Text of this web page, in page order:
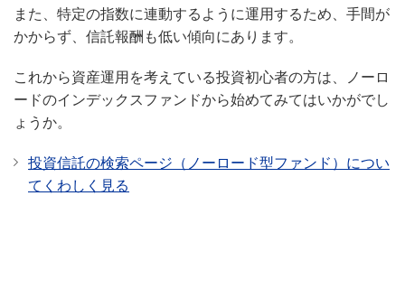
また、特定の指数に連動するように運用するため、手間が
かからず、信託報酬も低い傾向にあります。
これから資産運用を考えている投資初心者の方は、ノーロ
ードのインデックスファンドから始めてみてはいかがでし
ょうか。
投資信託の検索ページ（ノーロード型ファンド）につい
てくわしく見る